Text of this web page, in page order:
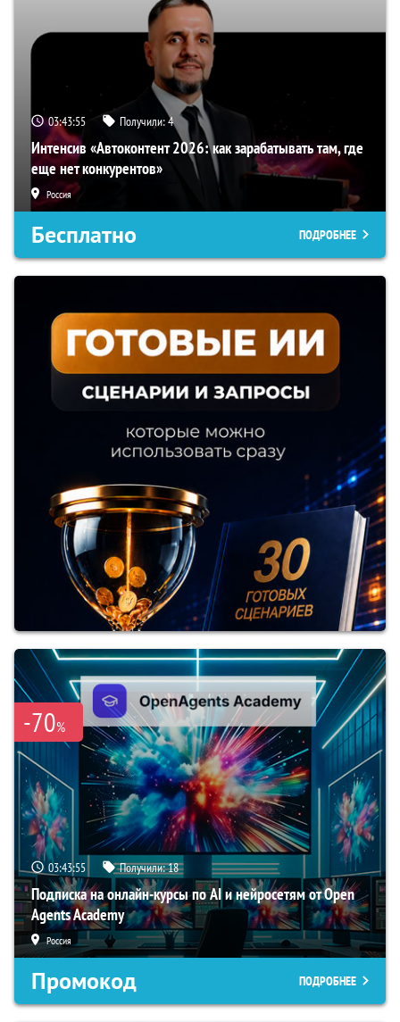
03:43:54 Получили:4
Интенсив «Автоконтент 2026: как зарабатывать там, где
еще нет конкурентов»
Россия
Бесплатно ПОДРОБНЕЕ
-70%
03:43:54 Получили:18
Подписка на онлайн-курсы по AI и нейросетям от Open
Agents Academy
Россия
Промокод ПОДРОБНЕЕ